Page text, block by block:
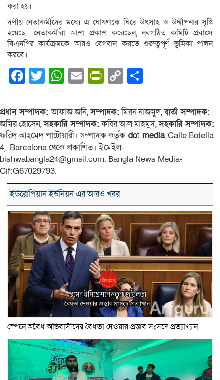
করা হয়।
দলীয় নেতাকর্মীদের মধ্যে এ ঘোষণাকে ঘিরে উৎসাহ ও উদ্দীপনার সৃষ্টি
হয়েছে। নেতাকর্মীরা আশা প্রকাশ করেছেন, নবগঠিত কমিটি প্রবাসে
বিএনপির কার্যক্রমকে আরও বেগবান করতে গুরুত্বপূর্ণ ভূমিকা পালন
করবে।
Facebook
Twitter
WhatsApp
EmailPrintFriendly
Copy
প্রধান সম্পাদক:আফাজ জনি,সম্পাদক:মিরন নাজমুল,বার্তা সম্পাদক:
জমির হোসেন,সহকারি সম্পাদক:কবির আল মাহমুদ,সহকারি সম্পাদক:
ফরিদ আহমেদ পাটোয়ারী। সম্পাদক কর্তৃক dot media, Calle Botella
4, Barcelona থেকে প্রকাশিত। ইমেইল-
bishwabangla24@gmail.com. Bangla News Media-
Cif:G67029793.
ইউরোপিয়ান ইউনিয়ন এর আরও খবর
স্পেনে অবৈধ অভিবাসীদের বৈধতা দেওয়ার প্রস্তাব সংসদে প্রত্যাখ্যান